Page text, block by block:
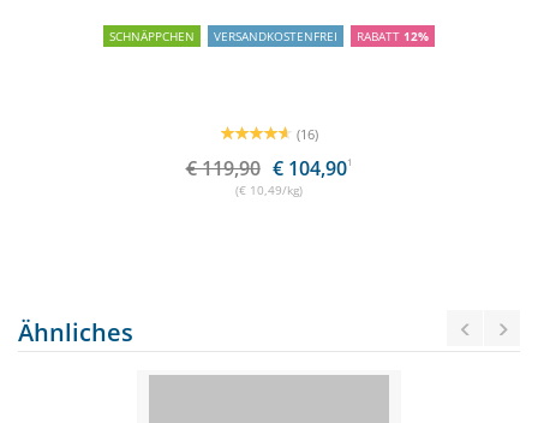
SCHNÄPPCHEN VERSANDKOSTENFREI RABATT 12%
(16)
€ 119,90 € 104,901
(€ 10,49/kg)
Ähnliches